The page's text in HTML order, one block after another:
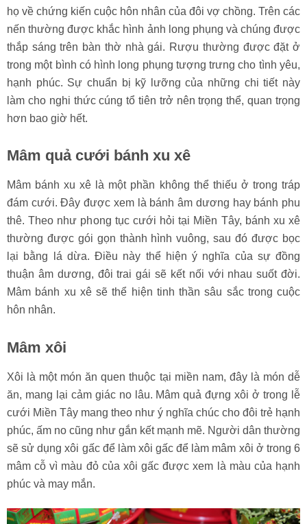
họ về chứng kiến cuộc hôn nhân của đôi vợ chồng. Trên các
nến thường được khắc hình ảnh long phụng và chúng được
thắp sáng trên bàn thờ nhà gái. Rượu thường được đặt ở
trong một bình có hình long phụng tượng trưng cho tình yêu,
hạnh phúc. Sự chuẩn bị kỹ lưỡng của những chi tiết này
làm cho nghi thức cúng tổ tiên trở nên trọng thể, quan trọng
hơn bao giờ hết.
Mâm quả cưới bánh xu xê
Mâm bánh xu xê là một phần không thể thiếu ở trong tráp
đám cưới. Đây được xem là bánh âm dương hay bánh phu
thê. Theo như phong tục cưới hỏi tại Miền Tây, bánh xu xê
thường được gói gọn thành hình vuông, sau đó được bọc
lại bằng lá dừa. Điều này thể hiện ý nghĩa của sự đồng
thuận âm dương, đôi trai gái sẽ kết nối với nhau suốt đời.
Mâm bánh xu xê sẽ thể hiện tinh thần sâu sắc trong cuộc
hôn nhân.
Mâm xôi
Xôi là một món ăn quen thuộc tại miền nam, đây là món dễ
ăn, mang lại cảm giác no lâu. Mâm quả đựng xôi ở trong lễ
cưới Miền Tây mang theo như ý nghĩa chúc cho đôi trẻ hạnh
phúc, ấm no cũng như gắn kết mạnh mẽ. Người dân thường
sẽ sử dụng xôi gấc để làm xôi gấc để làm mâm xôi ở trong 6
mâm cỗ vì màu đỏ của xôi gấc được xem là màu của hạnh
phúc và may mắn.